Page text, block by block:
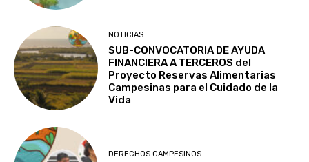
NOTICIAS
SUB-CONVOCATORIA DE AYUDA
FINANCIERA A TERCEROS del
Proyecto Reservas Alimentarias
Campesinas para el Cuidado de la
Vida
DERECHOS CAMPESINOS